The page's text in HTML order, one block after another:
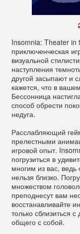
Insomnia: Theater in
приключенческая
визуальной
наступления
другой засыпают и
кажется, что в
Бессонница
способ обрести
недуга.
Расслабляющий
прелестными
игровой опыт.
погрузиться в
многим из вас, ведь
нельзя близко.
множеством
преподнесут вам
восстанавливайте
только сблизиться
общего с собой.